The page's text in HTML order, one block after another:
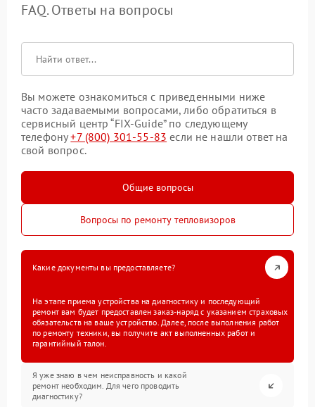
FAQ. Ответы на вопросы
Вы можете ознакомиться с приведенными ниже
часто задаваемыми вопросами, либо обратиться в
сервисный центр “FIX-Guide” по следующему
телефону+7 (800) 301-55-83 если не нашли ответ на
свой вопрос.
Общие вопросы
Вопросы по ремонту тепловизоров
Какие документы вы предоставляете?
На этапе приема устройства на диагностику и последующий
ремонт вам будет предоставлен заказ-наряд с указанием страховых
обязательств на ваше устройство. Далее, после выполнения работ
по ремонту техники, вы получите акт выполненных работ и
гарантийный талон.
Я уже знаю в чем неисправность и какой
ремонт необходим. Для чего проводить
диагностику?